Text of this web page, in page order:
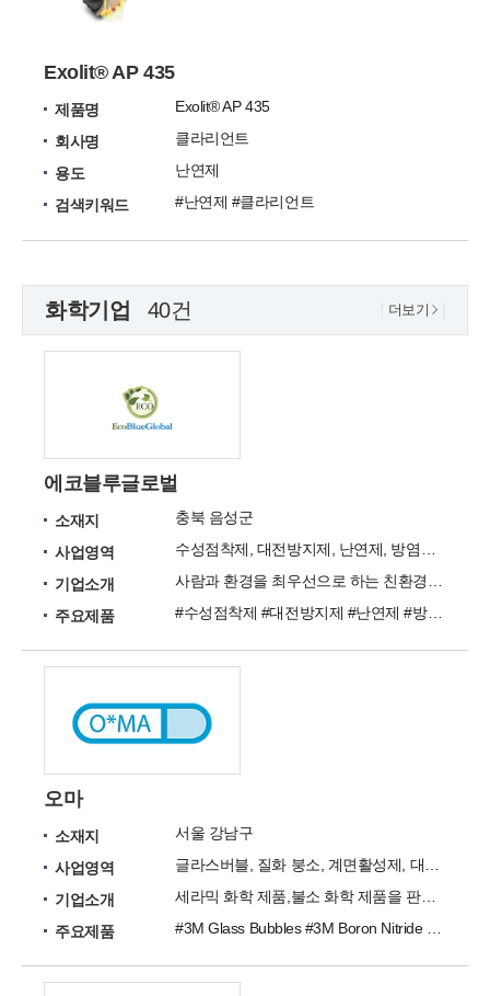
Exolit® AP 435
제품명
Exolit® AP 435
회사명
클라리언트
용도
난연제
검색키워드
#난연제 #클라리언트
화학기업 40건 더보기
에코블루글로벌
소재지
충북 음성군
사업영역
기업소개
주요제품
#수성점착제 #대전방지제 #난연제 #방염액
오마
소재지
서울 강남구
사업영역
기업소개
세라믹 화학 제품,불소 화학 제품을 판매하는 회사입니다.
주요제품